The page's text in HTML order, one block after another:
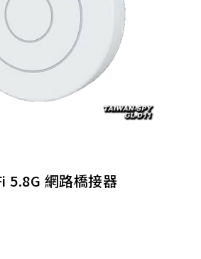
5.8G 網路橋接器